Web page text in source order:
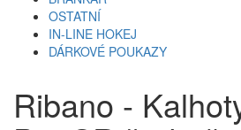
OSTATNÍ
IN-LINE HOKEJ
DÁRKOVÉ POUKAZY
Ribano -